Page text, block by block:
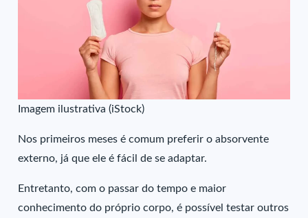
Imagem ilustrativa (iStock)
Nos primeiros meses é comum preferir o absorvente
externo, já que ele é fácil de se adaptar.
Entretanto, com o passar do tempo e maior
conhecimento do próprio corpo, é possível testar outros